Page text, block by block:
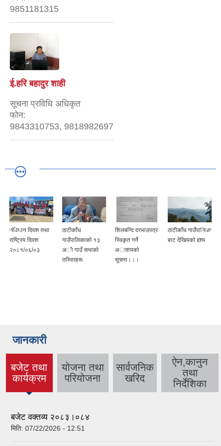
9851181315
ई.हरि बहादुर शाही
सूचना प्रविधि अधिकृत
फोन:
9843310753, 9818982697
तथा
ठाटीकाँध
गाउँपालिकाकाे १३
अाै गाउँ सभाकाे
शिलबन्दि दरभाउपत्र
स्विकृत गर्ने
अाशयकाे
सूचना।।।
ठाटीकाँध गाउँपालिका
बाट देखियकाे द्दश्य
कक्षा ८ काे परीक्षा
सम्बन्धमा
जानकारी
बजेट तथा
कार्यक्रम
(active
योजना तथा
परियोजना
सार्वजनिक
खरिद
ऐन,कानुन
तथा
निर्देशिका
बजेट वक्तव्य २०८३।०८४
मिति: 07/22/2026 - 12:51